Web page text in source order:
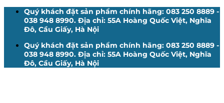
Quý khách đặt sản phẩm chính hãng: 083 250 8889 -
038 948 8990. Địa chỉ: 55A Hoàng Quốc Việt, Nghĩa
Đô, Cầu Giấy, Hà Nội
Quý khách đặt sản phẩm chính hãng: 083 250 8889 -
038 948 8990. Địa chỉ: 55A Hoàng Quốc Việt, Nghĩa
Đô, Cầu Giấy, Hà Nội